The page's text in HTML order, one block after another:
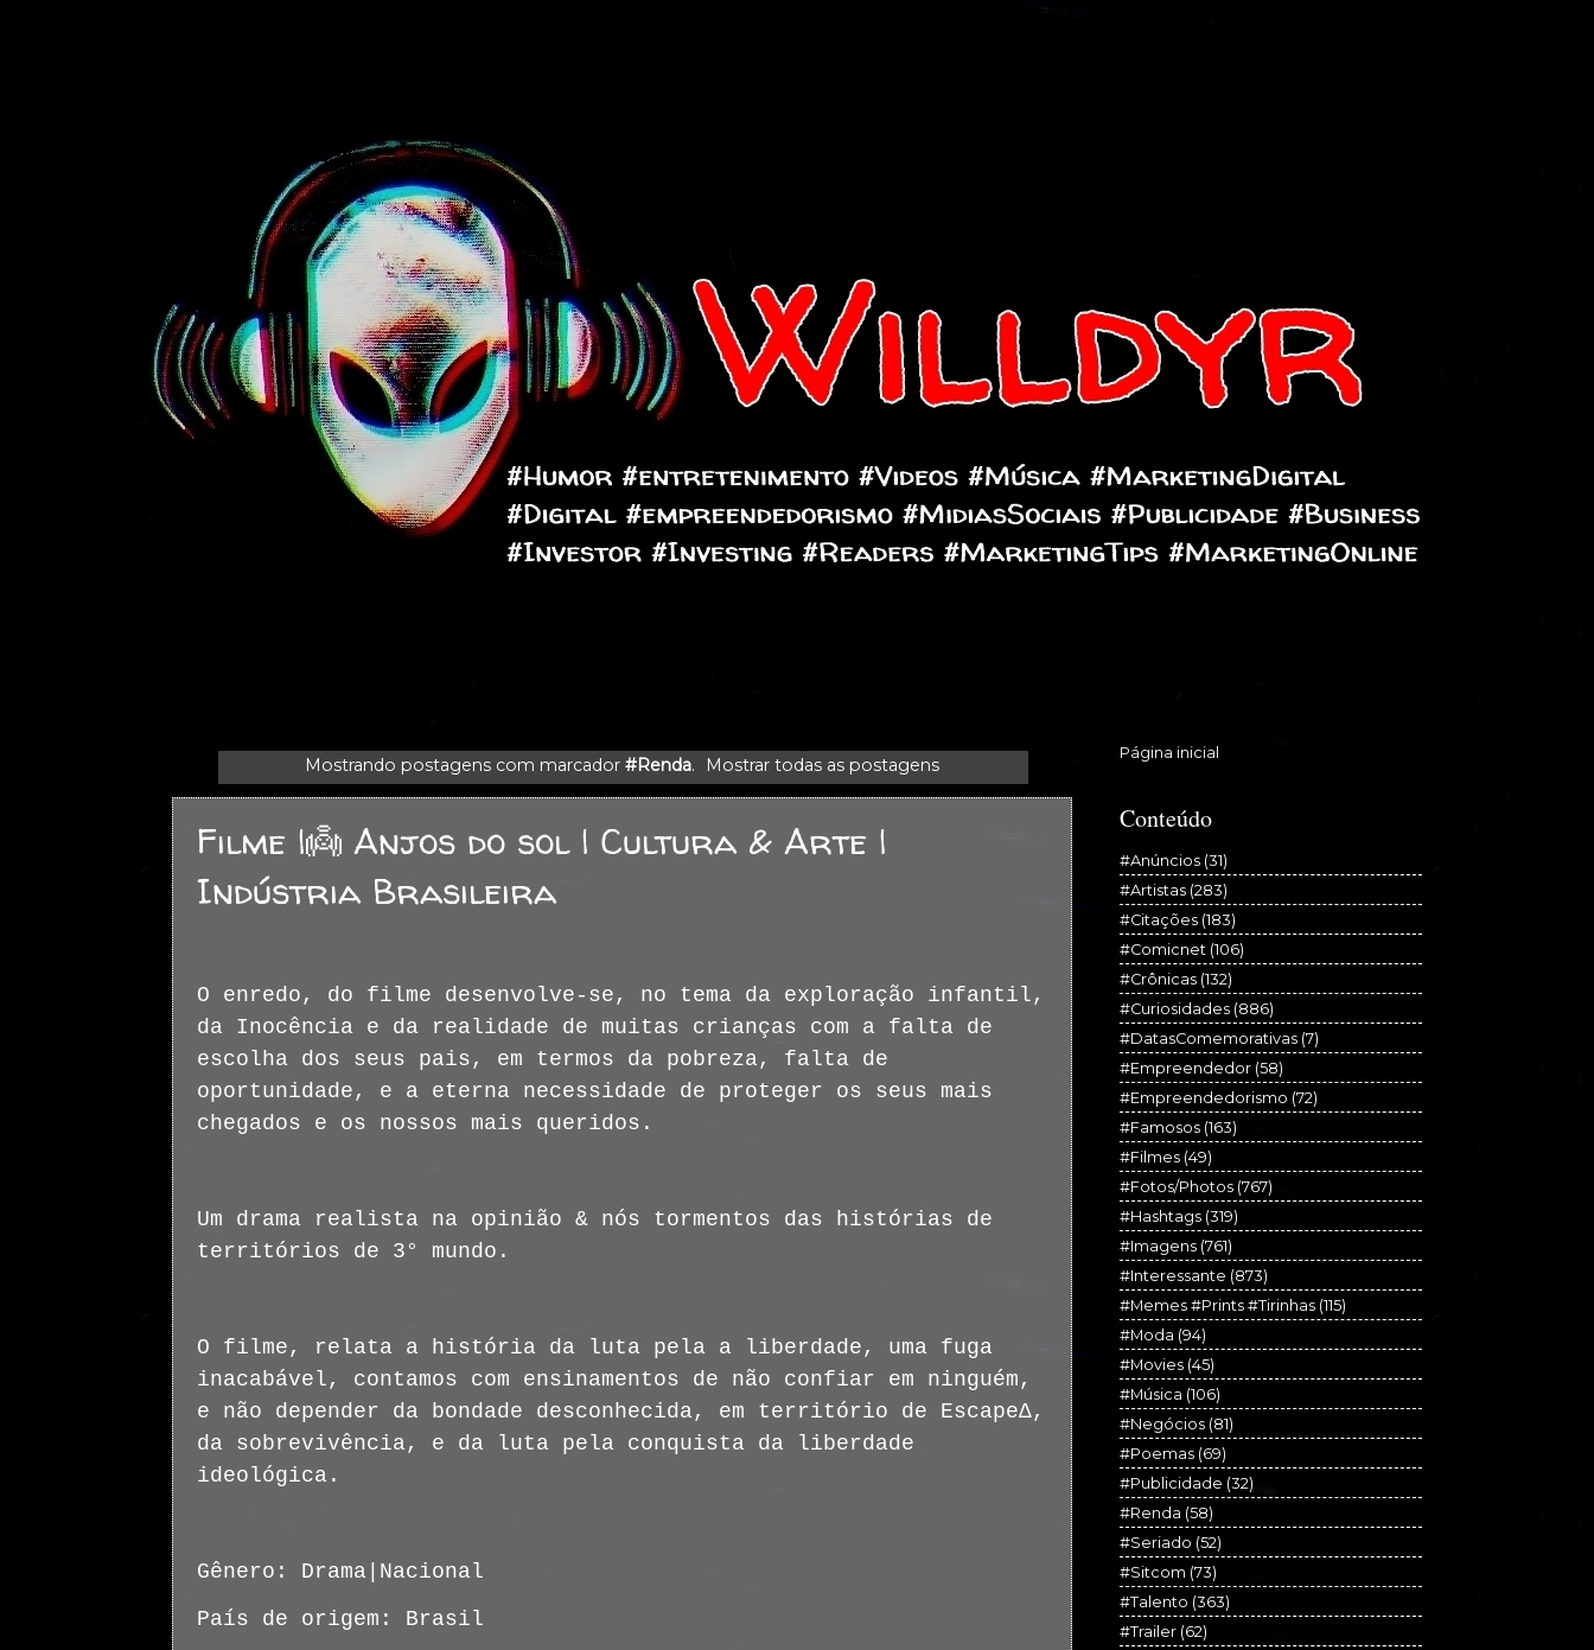
Mostrando postagens com marcador #Renda. Mostrar todas as postagens
Filme |👼 Anjos do sol | Cultura & Arte |
Indústria Brasileira
O enredo, do filme desenvolve-se, no tema da exploração infantil,
da Inocência e da realidade de muitas crianças com a falta de
escolha dos seus pais, em termos da pobreza, falta de
oportunidade, e a eterna necessidade de proteger os seus mais
chegados e os nossos mais queridos.
Um drama realista na opinião & nós tormentos das histórias de
territórios de 3° mundo.
O filme, relata a história da luta pela a liberdade, uma fuga
inacabável, contamos com ensinamentos de não confiar em ninguém,
e não depender da bondade desconhecida, em território de Escape∆,
da sobrevivência, e da luta pela conquista da liberdade
ideológica.
Gênero: Drama|Nacional
País de origem: Brasil
Página inicial
Conteúdo
#Anúncios (31)
#Artistas (283)
#Citações (183)
#Comicnet (106)
#Crônicas (132)
#Curiosidades (886)
#DatasComemorativas (7)
#Empreendedor (58)
#Empreendedorismo (72)
#Famosos (163)
#Filmes (49)
#Fotos/Photos (767)
#Hashtags (319)
#Imagens (761)
#Interessante (873)
#Memes #Prints #Tirinhas (115)
#Moda (94)
#Movies (45)
#Música (106)
#Negócios (81)
#Poemas (69)
#Publicidade (32)
#Renda (58)
#Seriado (52)
#Sitcom (73)
#Talento (363)
#Trailer (62)